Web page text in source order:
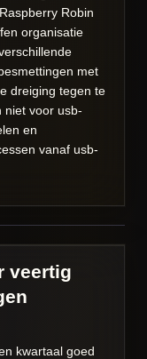
Robin
organisatie
met
dreiging tegen te
niet voor usb-
en
vanaf usb-
veertig
kwartaal goed